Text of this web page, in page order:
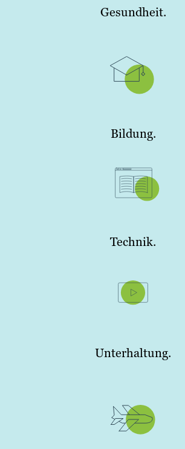
Gesundheit.
Bildung.
Technik.
Unterhaltung.